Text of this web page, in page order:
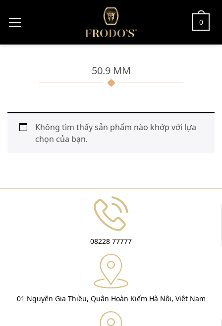
0
50.9 MM
Không tìm thấy sản phẩm nào khớp với lựa
chọn của bạn.
08228 77777
01 Nguyễn Gia Thiều, Quận Hoàn Kiếm Hà Nội, Việt Nam